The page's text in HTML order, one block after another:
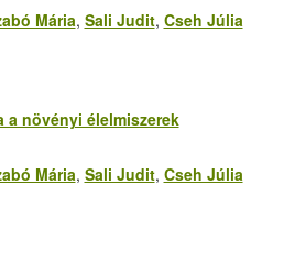
Mária, Sali Judit, Cseh Júlia
a növényi élelmiszerek
Mária, Sali Judit, Cseh Júlia